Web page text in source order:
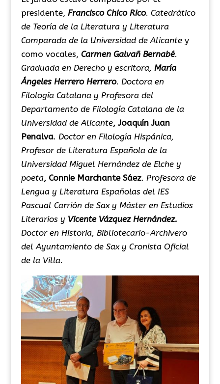
presidente, Francisco Chico Rico. Catedrático
de Teoría de la Literatura y Literatura
Comparada de la Universidad de Alicantey
como vocales, Carmen Galvañ Bernabé.
Graduada en Derecho y escritora, María
Ángeles Herrero Herrero. Doctora en
Filología Catalana y Profesora del
Departamento de Filología Catalana de la
Universidad de Alicante,Joaquín Juan
Penalva. Doctor en Filología Hispánica,
Profesor de Literatura Española de la
Universidad Miguel Hernández de Elche y
poeta, Connie Marchante Sáez. Profesora de
Lengua y Literatura Españolas del IES
Pascual Carrión de Sax y Máster en Estudios
Literariosy Vicente Vázquez Hernández.
Doctor en Historia, Bibliotecario-Archivero
del Ayuntamiento de Sax y Cronista Oficial
de la Villa.